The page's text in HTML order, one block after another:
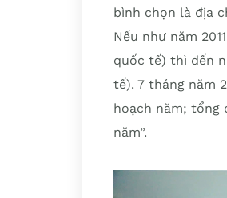
bình chọn là địa
Nếu như năm
quốc tế) thì đến
tế). 7 tháng năm
hoạch năm; tổng
năm”.